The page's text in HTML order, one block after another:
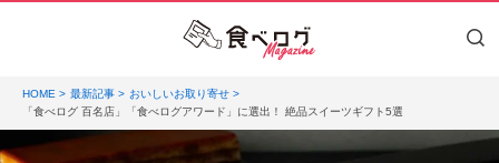
HOME 最新記事
おいしいお取り寄せ
「食べログ 百名店」「食べログアワード」に選出！ 絶品スイーツギフト5選